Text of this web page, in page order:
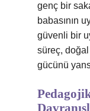
genç bir
babasının
güvenli bir
süreç,
gücünü